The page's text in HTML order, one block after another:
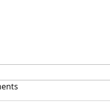
para ahorrar